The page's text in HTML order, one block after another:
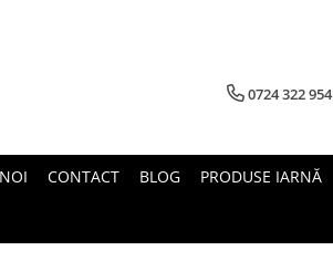
0724 322 954
CONTACT BLOG PRODUSE IARNĂ